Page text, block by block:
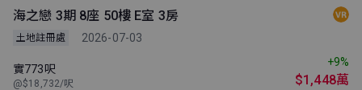
海之戀 3期 8座 50樓 E室 3房
土地註冊處 2026-07-03
實773呎
@$18,732/呎
+9%
$1,448萬